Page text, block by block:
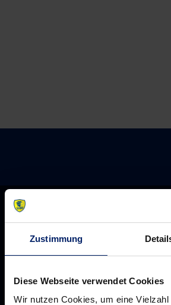
Zustimmung
Diese Webseite verwendet Cookies
Wir nutzen Cookies, um eine